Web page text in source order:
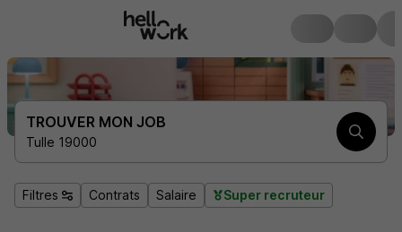
TROUVER MON JOB
Tulle 19000
Filtres Contrats Salaire Super recruteur